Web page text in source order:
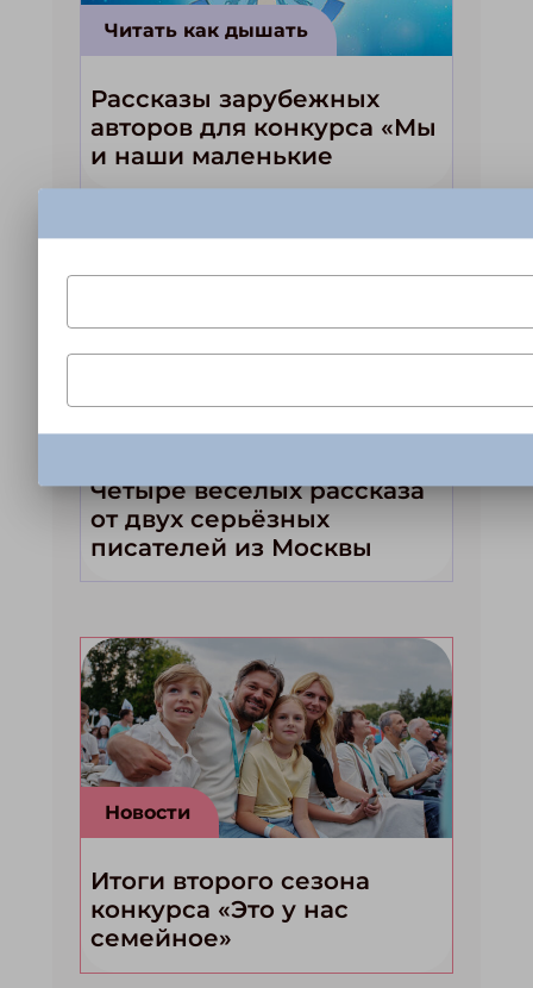
Читать как дышать
Рассказы зарубежных
авторов для конкурса «Мы
и наши маленькие
волшебники!»
Четыре весёлых рассказа
от двух серьёзных
писателей из Москвы
Новости
Итоги второго сезона
конкурса «Это у нас
семейное»
Получи электронный "Классный журнал" в подарок!
ЗАКРЫТЬ